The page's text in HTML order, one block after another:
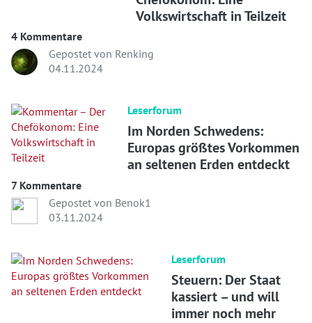
Volkswirtschaft in Teilzeit
4 Kommentare
Gepostet von Renking
04.11.2024
Leserforum
Im Norden Schwedens:
Europas größtes Vorkommen
an seltenen Erden entdeckt
7 Kommentare
Gepostet von Benok1
03.11.2024
Leserforum
Steuern: Der Staat
kassiert – und will
immer noch mehr